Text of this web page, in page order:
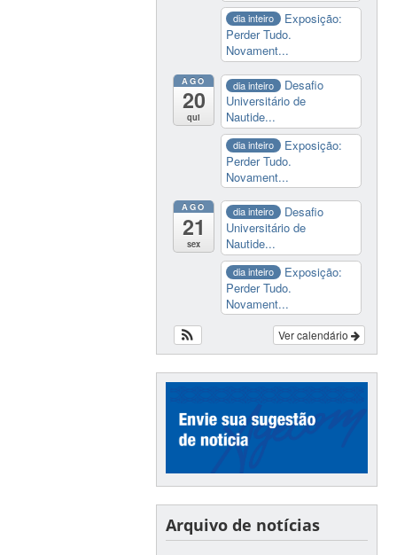
dia inteiro
Exposição:
Perder Tudo.
Novament...
AGO
20
qui
dia inteiro
Desafio
Universitário de
Nautide...
dia inteiro
Exposição:
Perder Tudo.
Novament...
AGO
21
sex
dia inteiro
Desafio
Universitário de
Nautide...
dia inteiro
Exposição:
Perder Tudo.
Novament...
Ver calendário
Arquivo de notícias